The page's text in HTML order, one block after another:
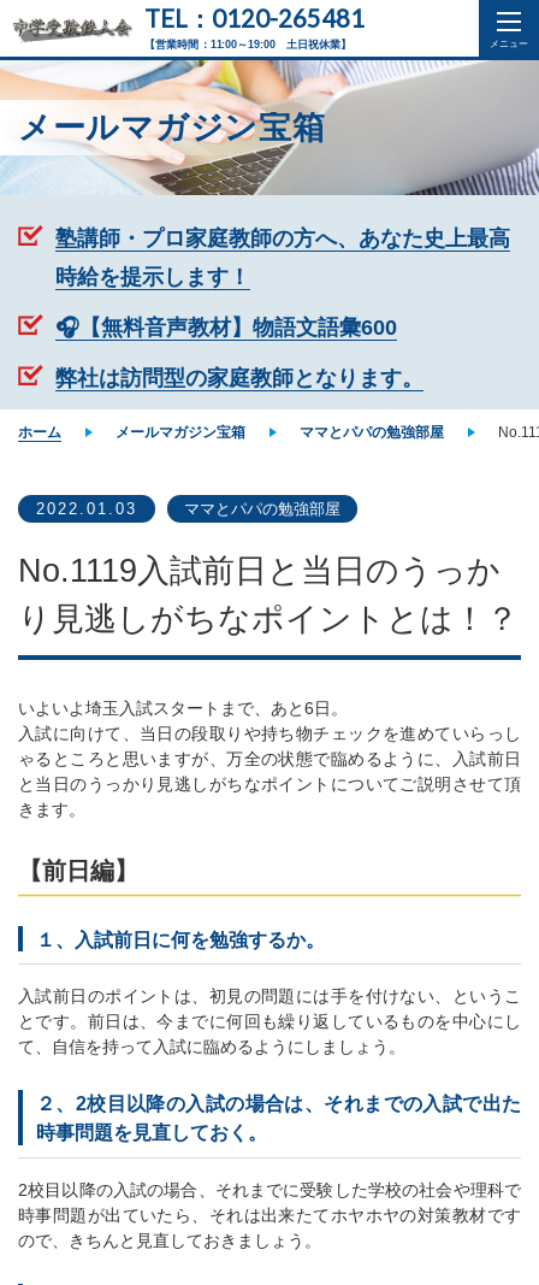
【営業時間：11:00～19:00 土日祝休業】
TEL：0120-265481
メールマガジン宝箱
塾講師・プロ家庭教師の方へ、あなた史上最高
時給を提示します！
🎧【無料音声教材】物語文語彙600
弊社は訪問型の家庭教師となります。
ホーム メールマガジン宝箱 ママとパパの勉強部屋
2022.01.03 ママとパパの勉強部屋
No.1119入試前日と当日のうっか
り見逃しがちなポイントとは！？
いよいよ埼玉入試スタートまで、あと6日。
入試に向けて、当日の段取りや持ち物チェックを進めていらっし
ゃるところと思いますが、万全の状態で臨めるように、入試前日
と当日のうっかり見逃しがちなポイントについてご説明させて頂
きます。
【前日編】
１、入試前日に何を勉強するか。
入試前日のポイントは、初見の問題には手を付けない、というこ
とです。前日は、今までに何回も繰り返しているものを中心にし
て、自信を持って入試に臨めるようにしましょう。
２、2校目以降の入試の場合は、それまでの入試で出た
時事問題を見直しておく。
2校目以降の入試の場合、それまでに受験した学校の社会や理科で
時事問題が出ていたら、それは出来たてホヤホヤの対策教材です
ので、きちんと見直しておきましょう。